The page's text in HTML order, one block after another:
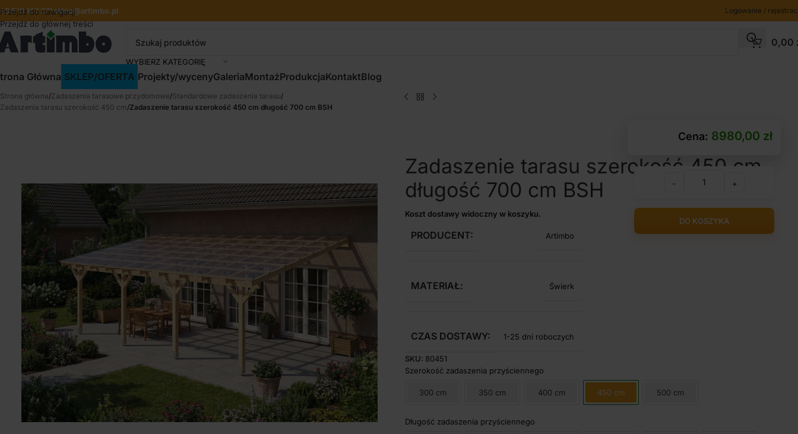
Przejdź do nawigacji
Przejdź do głównej treści
519 167 371sklep@artimbo.pl Logowanie /
WYBIERZ KATEGORIĘ
0,00
Główna SKLEP/OFERTA Projekty/wycenyGaleriaMontażProdukcjaKontaktBlog
Strona główna/Zadaszenia tarasowe przydomowe/Standardowe zadaszenia tarasu/
Zadaszenia tarasu szerokość 450 cm /Zadaszenie tarasu szerokość 450 cm długość 700 cm BSH
Zadaszenie tarasu szerokość 450 cm
długość 700 cm BSH
Koszt dostawy widoczny w koszyku.
PRODUCENT: Artimbo
MATERIAŁ: Świerk
CZAS DOSTAWY: 1-25 dni roboczych
SKU: 80451
Szerokość zadaszenia przyściennego
300 cm 350 cm 400 cm 450 cm 500 cm
Długość zadaszenia przyściennego
Cena: 8980,00 zł
- +
DO KOSZYKA